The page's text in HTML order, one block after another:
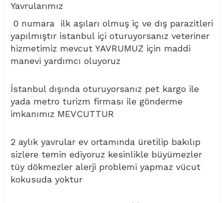
Yavrularımız
0 numara ilk aşıları olmuş iç ve dış parazitleri
yapılmıştır istanbul içi oturuyorsanız veteriner
hizmetimiz mevcut YAVRUMUZ için maddi
manevi yardımcı oluyoruz
İstanbul dışında oturuyorsanız pet kargo ile
yada metro turizm firması ile gönderme
imkanımız MEVCUTTUR
2 aylık yavrular ev ortamında üretilip bakılıp
sizlere temin ediyoruz kesinlikle büyümezler
tüy dökmezler alerji problemi yapmaz vücut
kokusuda yoktur